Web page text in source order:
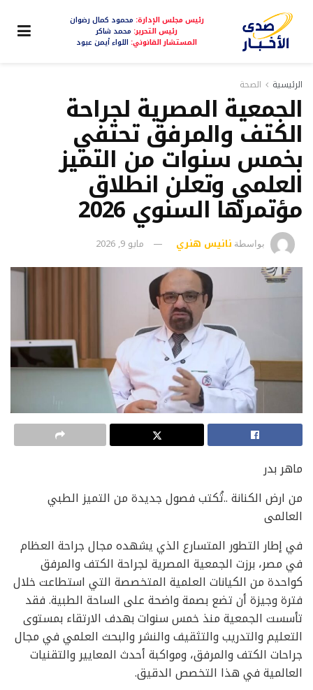
رئيس مجلس الإدارة: محمود كمال رضوان
رئيس التحرير: محمد شاكر
المستشار القانوني: اللواء أيمن عبود
الرئيسية الصحة
الجمعية المصرية لجراحة
الكتف والمرفق تحتفي
بخمس سنوات من التميز
العلمي وتعلن انطلاق
مؤتمرها السنوي 2026
بواسطة نانيس هنري مايو 9, 2026
ماهر بدر
من ارض الكنانة ..تُكتب فصول جديدة من التميز الطبي
العالمى
في إطار التطور المتسارع الذي يشهده مجال جراحة العظام
في مصر، برزت الجمعية المصرية لجراحة الكتف والمرفق
كواحدة من الكيانات العلمية المتخصصة التي استطاعت خلال
فترة وجيزة أن تضع بصمة واضحة على الساحة الطبية. فقد
تأسست الجمعية منذ خمس سنوات بهدف الارتقاء بمستوى
التعليم والتدريب والتثقيف والنشر والبحث العلمي في مجال
جراحات الكتف والمرفق، ومواكبة أحدث المعايير والتقنيات
العالمية في هذا التخصص الدقيق.